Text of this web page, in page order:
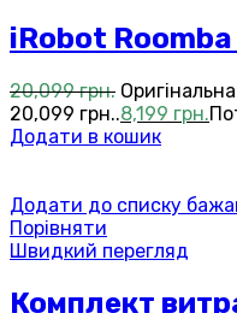
iRobot
20,099грн.
20,099 грн..8,199 грн.
Додати в кошик
Додати до списку
Порівняти
Швидкий перегляд
Комплект